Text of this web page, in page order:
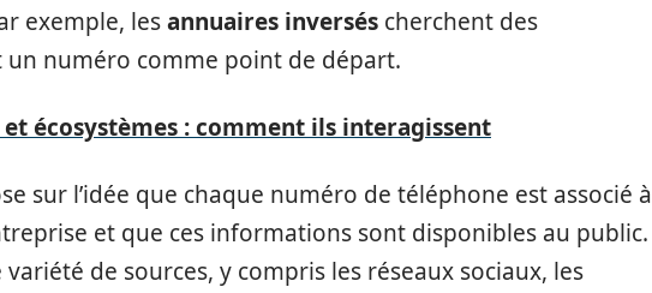
exemple, lesannuaires inversés cherchent des
numéro comme point de départ.
écosystèmes : comment ils interagissent
sur l’idée que chaque numéro de téléphone est associé à
et que ces informations sont disponibles au public.
de sources, y compris les réseaux sociaux, les